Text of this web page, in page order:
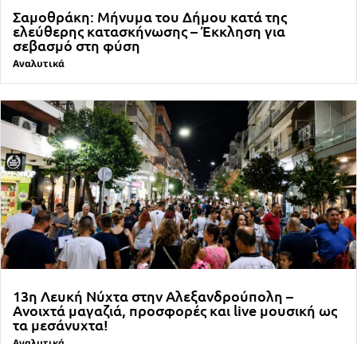
Σαμοθράκη: Μήνυμα του Δήμου κατά της
ελεύθερης κατασκήνωσης – Έκκληση για
σεβασμό στη φύση
Αναλυτικά
13η Λευκή Νύχτα στην Αλεξανδρούπολη –
Ανοιχτά μαγαζιά, προσφορές και live μουσική ως
τα μεσάνυχτα!